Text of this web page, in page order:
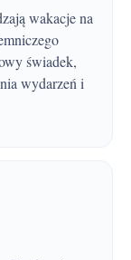
świadek,
wydarzeń i